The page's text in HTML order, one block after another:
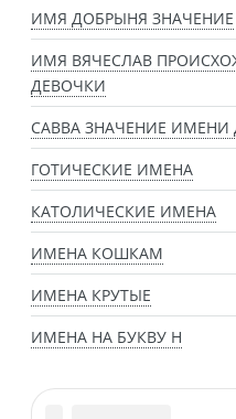
ИМЯ ДОБРЫНЯ ЗНАЧЕНИЕ
ИМЯ ВЯЧЕСЛАВ
ДЕВОЧКИ
САВВА ЗНАЧЕНИЕ ИМЕНИ
ГОТИЧЕСКИЕ ИМЕНА
КАТОЛИЧЕСКИЕ ИМЕНА
ИМЕНА КОШКАМ
ИМЕНА КРУТЫЕ
ИМЕНА НА БУКВУ Н